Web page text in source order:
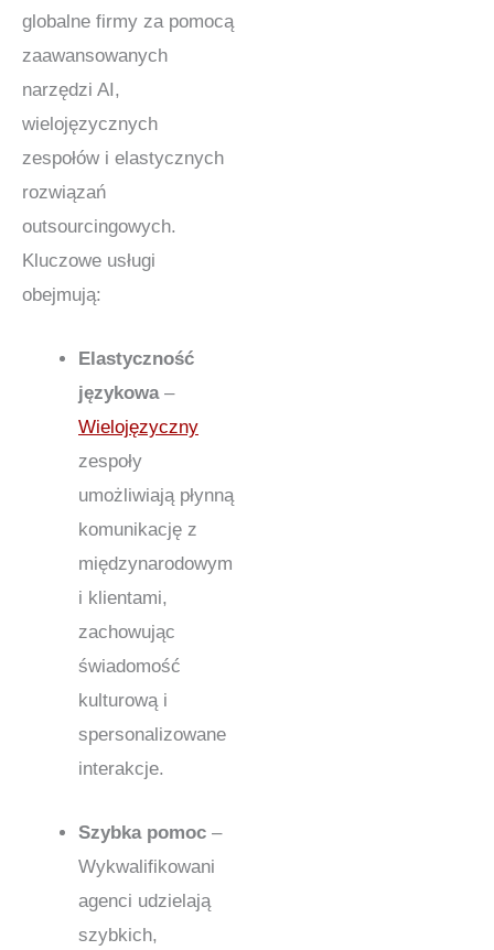
globalne firmy za pomocą
zaawansowanych
narzędzi AI,
wielojęzycznych
zespołów i elastycznych
rozwiązań
outsourcingowych.
Kluczowe usługi
obejmują:
Elastyczność
językowa–
Wielojęzyczny
zespoły
umożliwiają płynną
komunikację z
międzynarodowym
i klientami,
zachowując
świadomość
kulturową i
spersonalizowane
interakcje.
Szybka pomoc –
Wykwalifikowani
agenci udzielają
szybkich,